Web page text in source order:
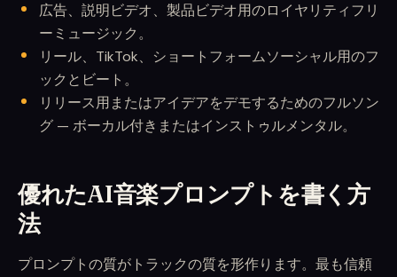
広告、説明ビデオ、製品ビデオ用のロイヤリティフリ
ーミュージック。
リール、TikTok、ショートフォームソーシャル用のフ
ックとビート。
リリース用またはアイデアをデモするためのフルソン
グ — ボーカル付きまたはインストゥルメンタル。
優れたAI音楽プロンプトを書く方
法
プロンプトの質がトラックの質を形作ります。最も信頼